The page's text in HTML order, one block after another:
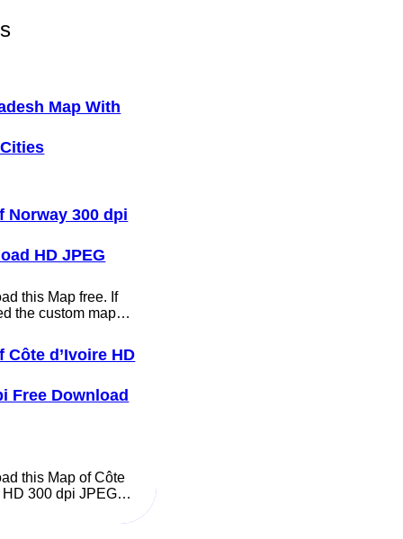
Map With
Norway 300 dpi
HD JPEG
this Map free. If
the custom map…
Côte d’Ivoire HD
Free Download
this Map of Côte
HD 300 dpi JPEG…